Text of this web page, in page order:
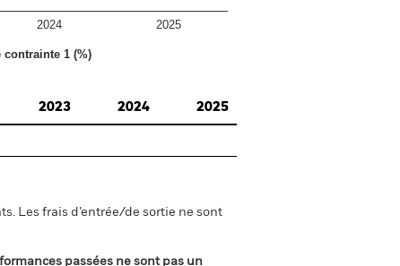
contrainte 1 (%)
2024 2025
2023 2024 2025
Les frais d’entrée/de sortie ne sont
passées ne sont pas un